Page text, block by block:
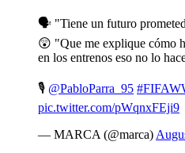
🗣️ "Tiene un futuro
😲 "Que me explique cómo
en los entrenos eso no lo
🎙 @PabloParra_95
pic.twitter.com/pWqnxFEji9
— MARCA (@marca)